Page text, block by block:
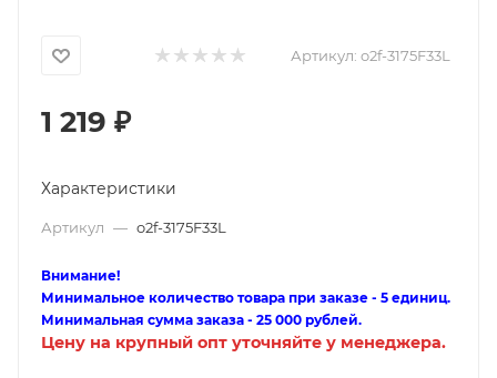
Артикул: o2f-3175F33L
1 219 ₽
Характеристики
Артикул — o2f-3175F33L
Внимание!
Минимальное количество товара при заказе - 5 единиц.
Минимальная сумма заказа - 25 000 рублей.
Цену на крупный опт уточняйте у менеджера.